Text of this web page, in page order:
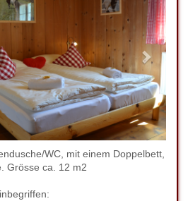
WC, mit einem Doppelbett,
Grösse ca. 12 m2